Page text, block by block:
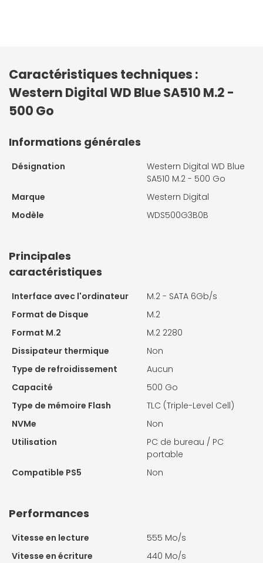
Caractéristiques techniques :
Western Digital WD Blue SA510 M.2 -
500 Go
Informations générales
Désignation
Western Digital WD Blue
SA510 M.2 - 500 Go
Marque
Western Digital
Modèle
WDS500G3B0B
Principales
caractéristiques
Interface avec l'ordinateur
M.2 - SATA 6Gb/s
Format de Disque
M.2
Format M.2
M.2 2280
Dissipateur thermique
Non
Type de refroidissement
Aucun
Capacité
500 Go
Type de mémoire Flash
TLC (Triple-Level Cell)
NVMe
Non
Utilisation
PC de bureau / PC
portable
Compatible PS5
Non
Performances
Vitesse en lecture
555 Mo/s
Vitesse en écriture
440 Mo/s